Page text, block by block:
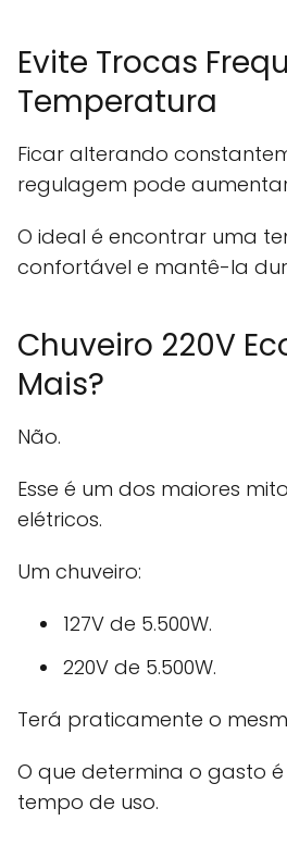
Evite Trocas
Temperatura
Ficar alterando
regulagem pode
O ideal é encontrar uma
confortável e mantê-la
Chuveiro 220V
Mais?
Não.
Esse é um dos maiores
elétricos.
Um chuveiro:
127V de 5.500W.
220V de 5.500W.
Terá praticamente o
O que determina o gasto
tempo de uso.